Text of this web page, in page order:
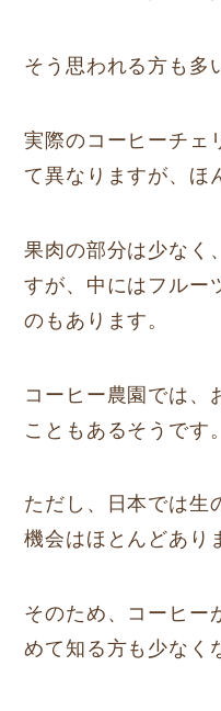
そう思われる方も多
実際のコーヒーチェ
て異なりますが、ほ
果肉の部分は少なく
すが、中にはフルー
のもあります。
コーヒー農園では、
こともあるそうです。
ただし、日本では生
機会はほとんどあり
そのため、コーヒー
めて知る方も少なく